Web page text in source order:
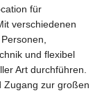
für
verschiedenen
und flexibel
Art durchführen.
Zugang zur großen